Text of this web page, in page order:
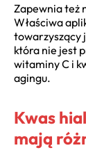
Zapewnia też
Właściwa
towarzyszący
która nie jest
witaminy C i
agingu.
Kwas
mają